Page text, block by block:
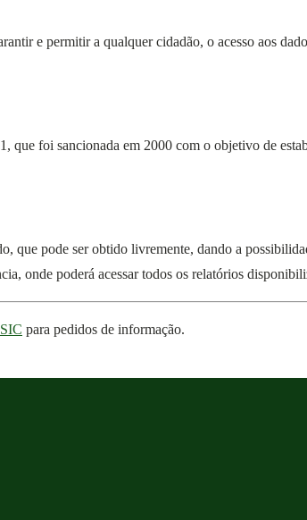
e permitir a qualquer cidadão, o acesso aos
foi sancionada em 2000 com o objetivo de
que pode ser obtido livremente, dando a
onde poderá acessar todos os relatórios
para pedidos de informação.